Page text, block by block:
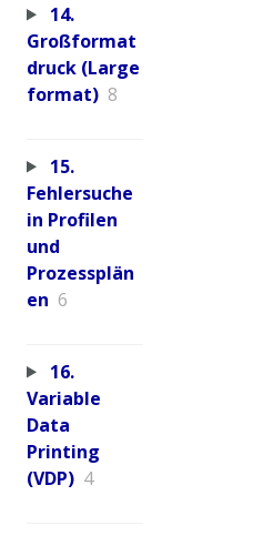
14.
Großformat
druck (Large
format) 8
15.
Fehlersuche
in Profilen
und
Prozessplän
en 6
16.
Variable
Data
Printing
(VDP) 4